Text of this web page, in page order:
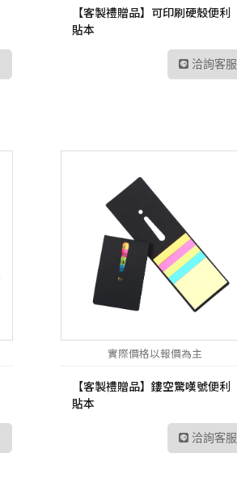
【客製禮贈品】可印刷硬殼便利
貼本
洽詢客服
實際價格以報價為主
【客製禮贈品】鏤空驚嘆號便利
貼本
洽詢客服